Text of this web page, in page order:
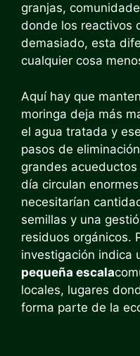
granjas,
donde los reactivos
demasiado, esta
cualquier cosa
Aquí hay que
moringa deja más
el agua tratada y
pasos de
grandes
día circulan
necesitarían
semillas y una
residuos orgánicos.
investigación indica
pequeña escala
locales, lugares
forma parte de la